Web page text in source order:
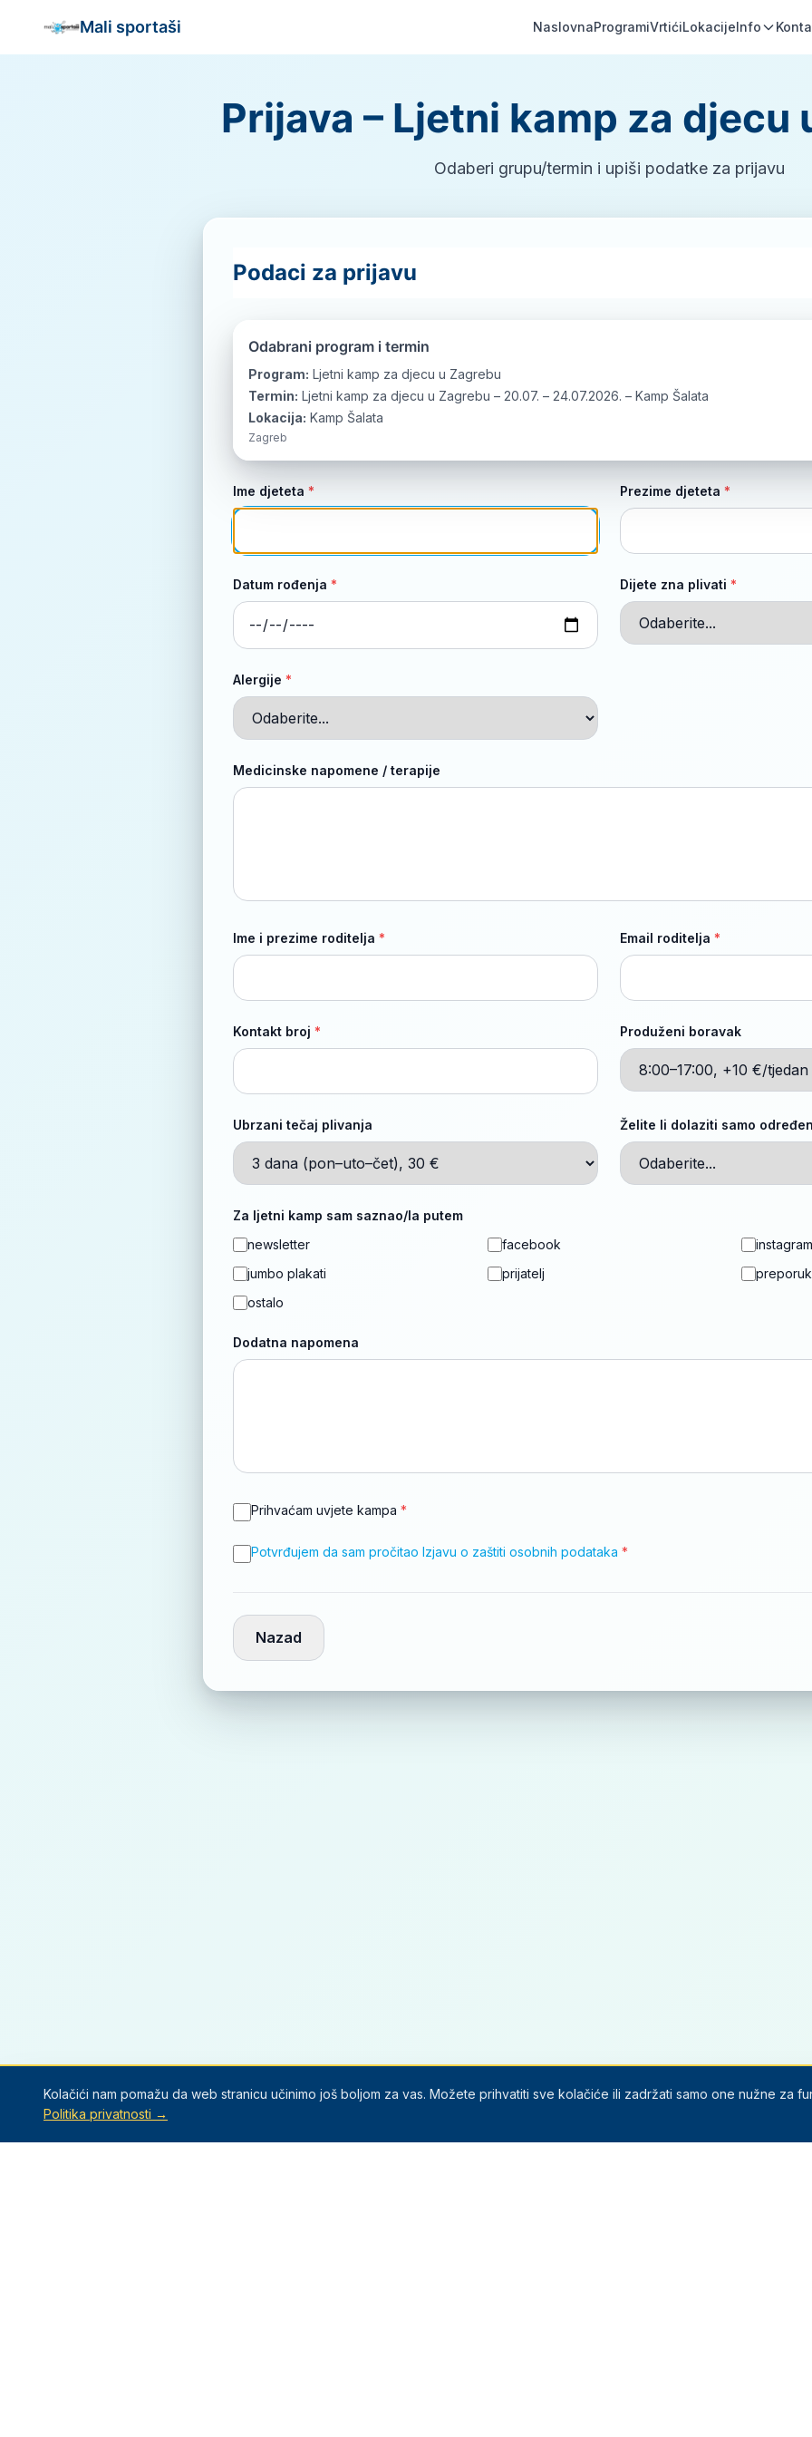
Mali sportaši NaslovnaProgramiVrtićiLokacijeInfo
Prijava – Ljetni kamp za djecu
Odaberi grupu/termin i upiši podatke za prijavu
Podaci za prijavu
Odabrani program i termin
Program: Ljetni kamp za djecu u Zagrebu
Termin: Ljetni kamp za djecu u Zagrebu – 20.07. – 24.07.2026. – Kamp Šalata
Lokacija: Kamp Šalata
Zagreb
Ime djeteta * Prezime djeteta *
Datum rođenja * Dijete zna plivati *
Alergije *
Medicinske napomene / terapije
Ime i prezime roditelja * Email roditelja *
Kontakt broj * Produženi boravak
Ubrzani tečaj plivanja Želite li dolaziti samo
Za ljetni kamp sam saznao/la putem
newsletter
facebook
jumbo plakati
prijatelj
ostalo
Dodatna napomena
Prihvaćam uvjete kampa *
Potvrđujem da sam pročitao Izjavu o zaštiti osobnih podataka *
Nazad
Kolačići nam pomažu da web stranicu učinimo još boljom za vas. Možete prihvatiti sve kolačiće ili zadržati samo one nužne za
Politika privatnosti →